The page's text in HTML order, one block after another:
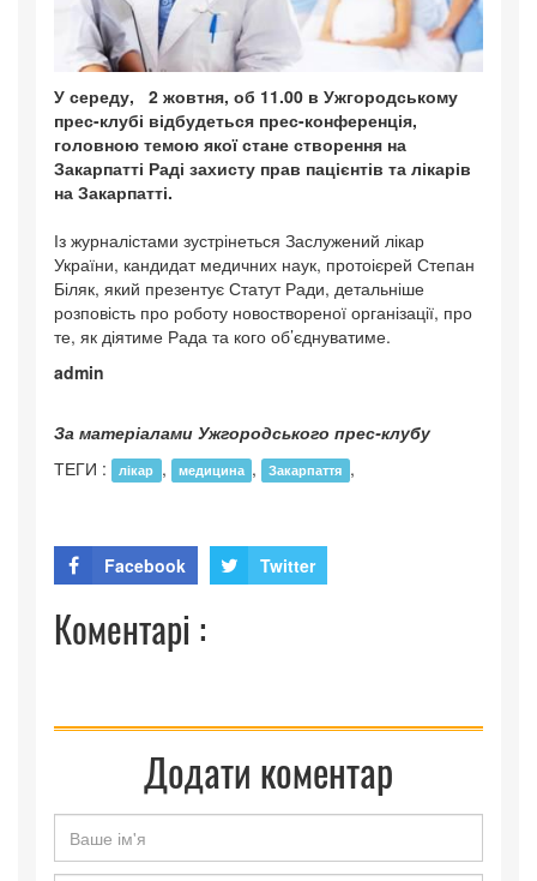
У середу, 2 жовтня, об 11.00 в Ужгородському
прес-клубі відбудеться прес-конференція,
головною темою якої стане створення на
Закарпатті Раді захисту прав пацієнтів та лікарів
на Закарпатті.
Із журналістами зустрінеться Заслужений лікар
України, кандидат медичних наук, протоієрей Степан
Біляк, який презентує Статут Ради, детальніше
розповість про роботу новоствореної організації, про
те, як діятиме Рада та кого об’єднуватиме.
admin
За матеріалами Ужгородського прес-клубу
ТЕГИ :
лікар , медицина , Закарпаття ,
Facebook Twitter
Коментарі :
Додати коментар